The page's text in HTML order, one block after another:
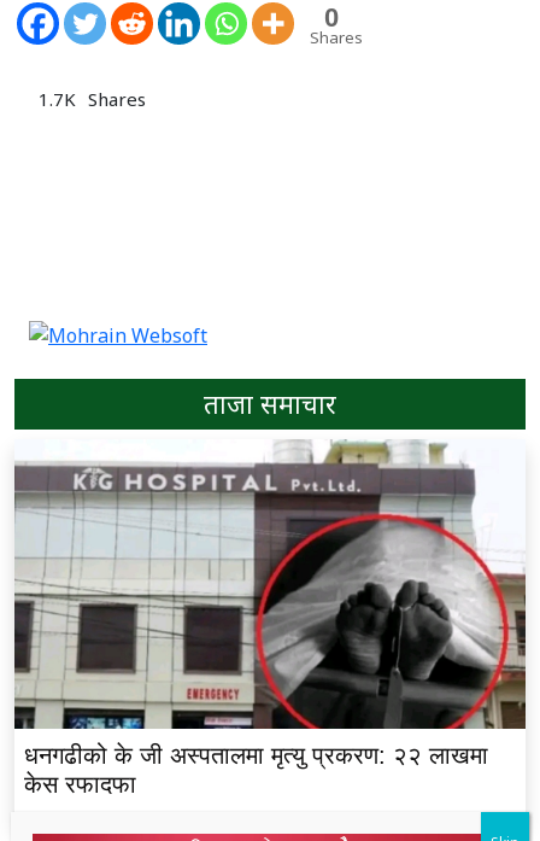
0
Shares
1.7K Shares
ताजा समाचार
धनगढीको के जी अस्पतालमा मृत्यु प्रकरण: २२ लाखमा
केस रफादफा